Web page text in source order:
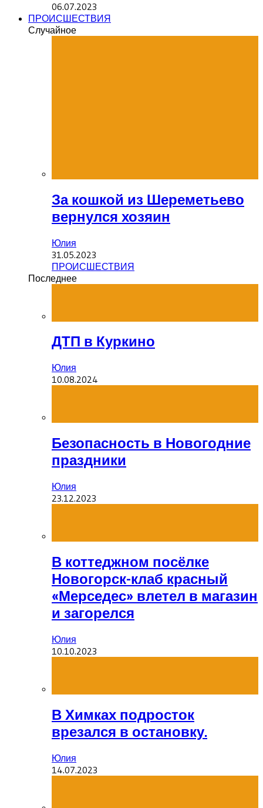
06.07.2023
ПРОИСШЕСТВИЯ
Случайное
За кошкой из Шереметьево
вернулся хозяин
Юлия
31.05.2023
ПРОИСШЕСТВИЯ
Последнее
ДТП в Куркино
Юлия
10.08.2024
Безопасность в Новогодние
праздники
Юлия
23.12.2023
В коттеджном посёлке
Новогорск-клаб красный
«Мерседес» влетел в магазин
и загорелся
Юлия
10.10.2023
В Химках подросток
врезался в остановку.
Юлия
14.07.2023